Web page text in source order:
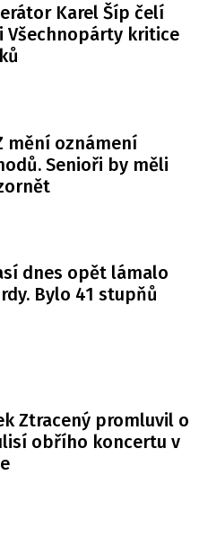
Karel Šíp čelí
Všechnopárty kritice
mění oznámení
Senioři by měli
dnes opět lámalo
Bylo 41 stupňů
Ztracený promluvil o
obřího koncertu v